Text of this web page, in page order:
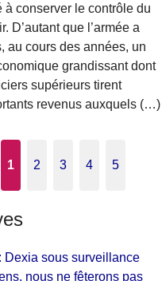
à conserver le contrôle du
D’autant que l’armée a
au cours des années, un
grandissant dont
supérieurs tirent
revenus auxquels (…)
1 2 3 4 5
Dexia sous surveillance
nous ne fêterons pas